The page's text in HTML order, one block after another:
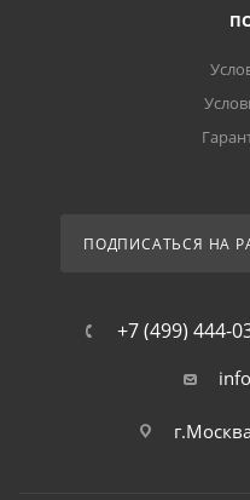
ПОДПИСАТЬСЯ НА
+7 (499) 444-